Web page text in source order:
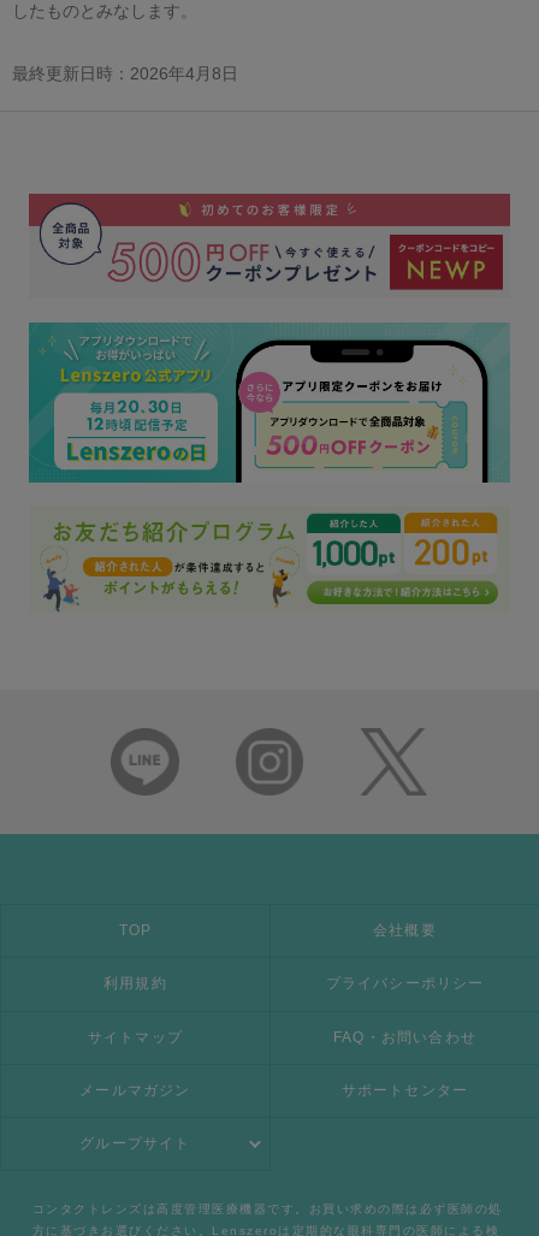
したものとみなします。
最終更新日時：2026年4月8日
TOP 会社概要
利用規約 プライバシーポリシー
サイトマップ FAQ・お問い合わせ
メールマガジン サポートセンター
グループサイト
コンタクトレンズは高度管理医療機器です。お買い求めの際は必ず医師の処
方に基づきお選びください。Lenszeroは定期的な眼科専門の医師による検